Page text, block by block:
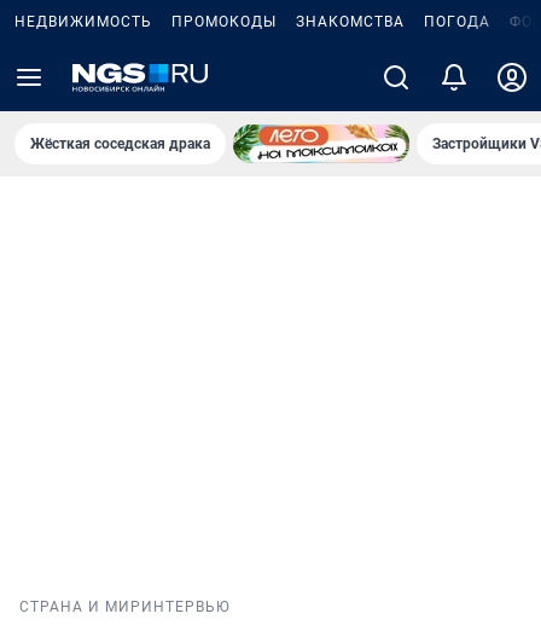
НЕДВИЖИМОСТЬ ПРОМОКОДЫ ЗНАКОМСТВА ПОГОДА
Жёсткая соседская драка Застройщики
СТРАНА И МИР ИНТЕРВЬЮ